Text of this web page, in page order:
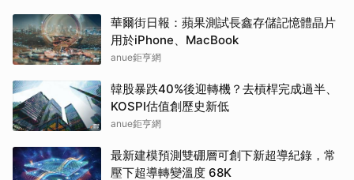
華爾街日報：蘋果測試長鑫存儲記憶體晶片
用於iPhone、MacBook
anue鉅亨網
韓股暴跌40%後迎轉機？去槓桿完成過半、
KOSPI估值創歷史新低
anue鉅亨網
最新建模預測雙硼層可創下新超導紀錄，常
壓下超導轉變溫度 68K